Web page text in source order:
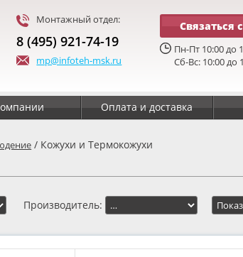
Монтажный отдел:
8 (495) 921-74-19
mp@infoteh-msk.ru
Связаться
Пн-Пт 10:00 до
Сб-Вс: 10:00 до
Оплата и доставка
/ Кожухи и Термокожухи
Производитель: